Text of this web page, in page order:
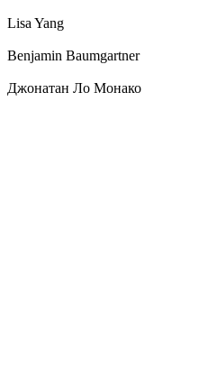
Lisa Yang
Benjamin Baumgartner
Джонатан Ло Монако